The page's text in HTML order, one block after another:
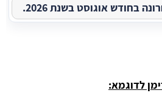
בחודש אוגוסט בשנת 2026.
לדוגמא: